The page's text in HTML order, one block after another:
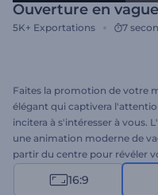
Ouverture en
5K+ Exportations 7
Faites la promotion de votre
élégant qui captivera
incitera à s'intéresser à vous.
une animation moderne de
partir du centre pour révéler
vagues noires et dorées, cet
n'importe quel projet
16:9